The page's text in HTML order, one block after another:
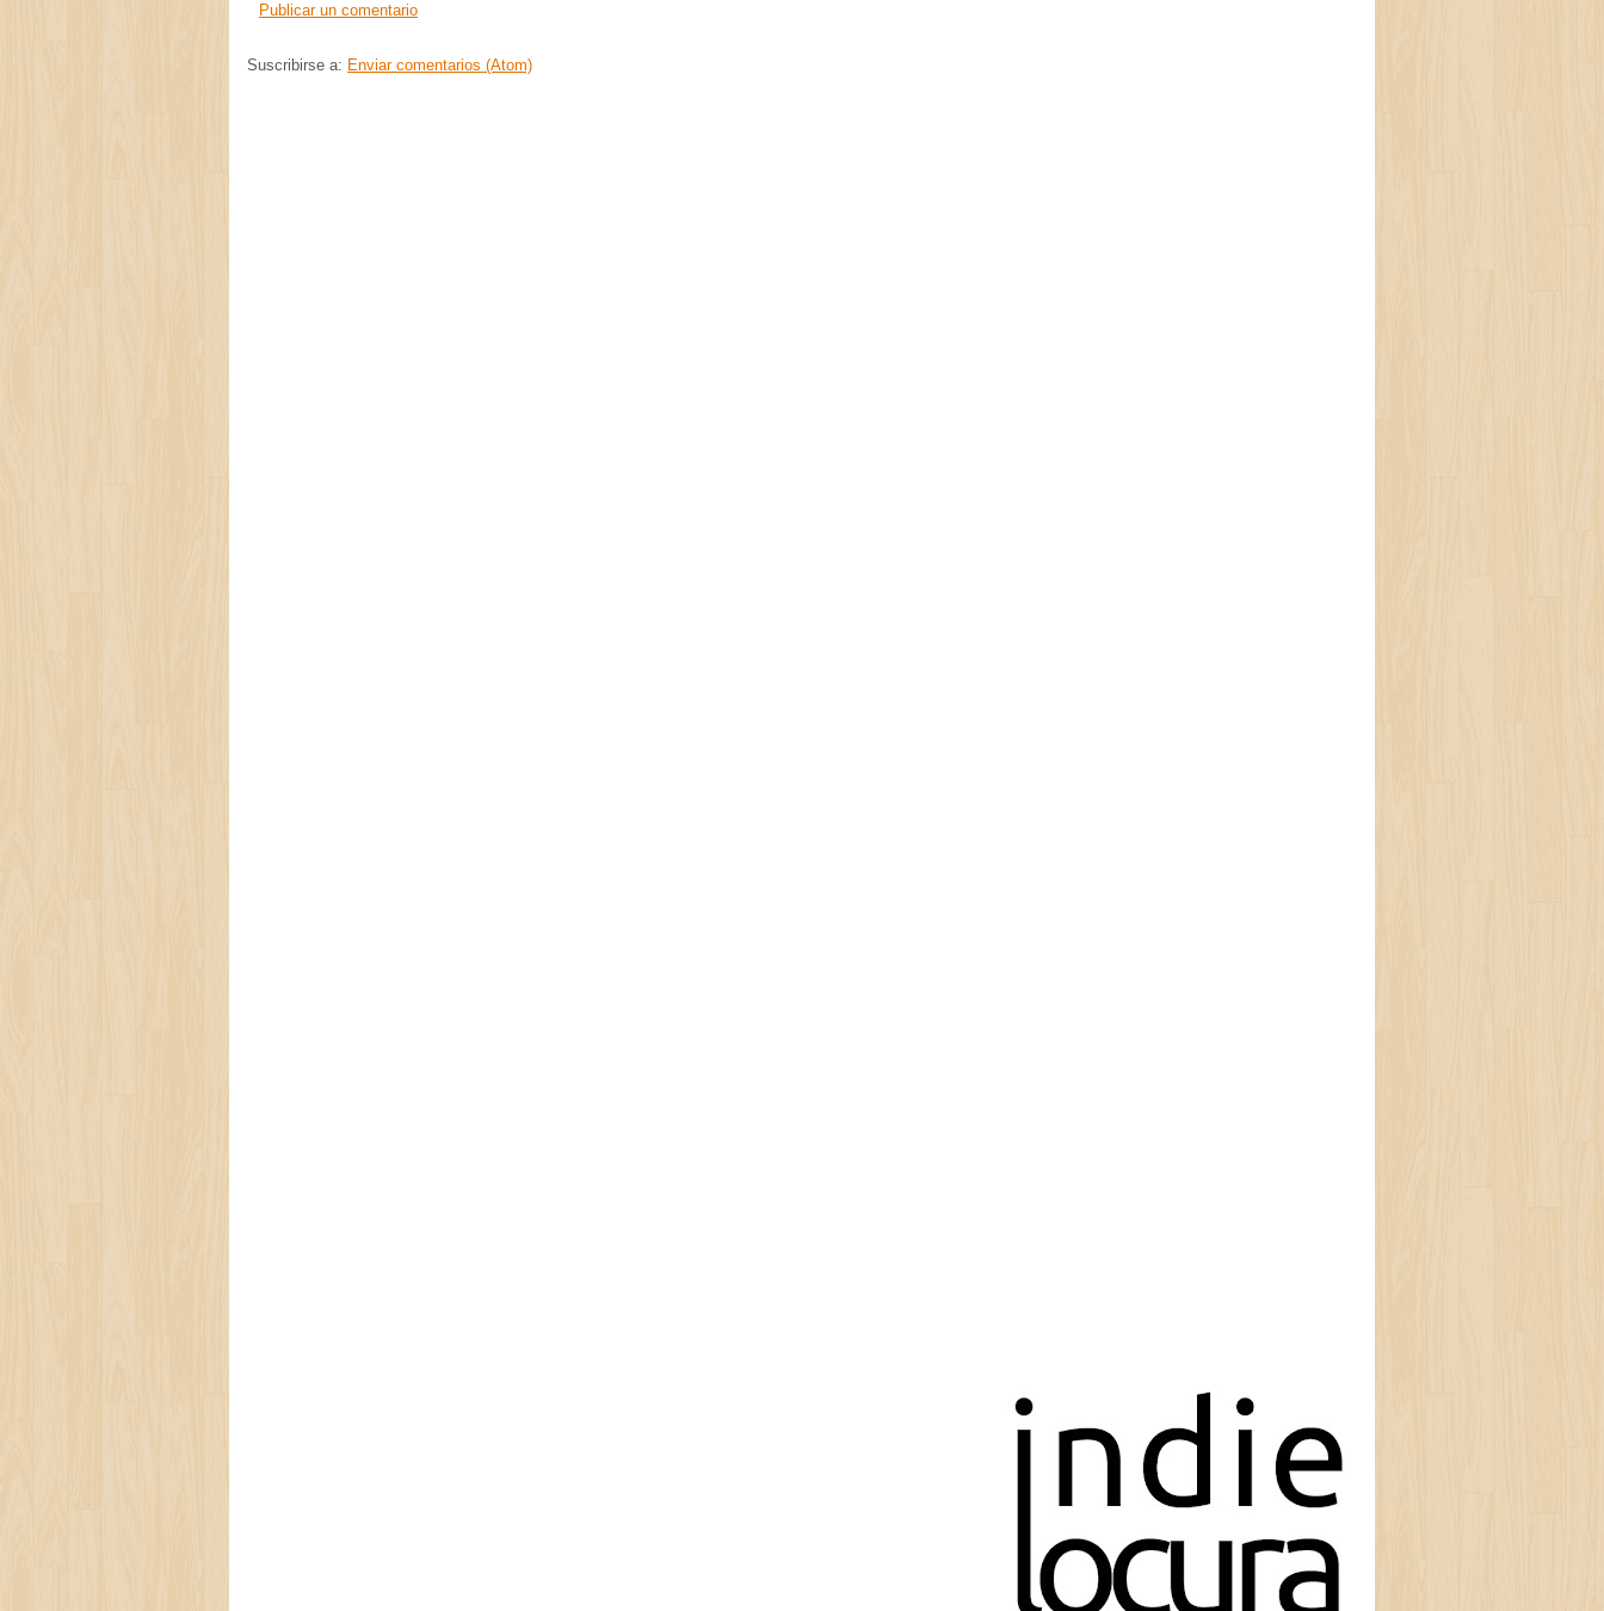
Publicar un comentario
Suscribirse a: Enviar comentarios (Atom)